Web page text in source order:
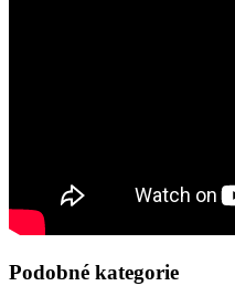
Podobné kategorie